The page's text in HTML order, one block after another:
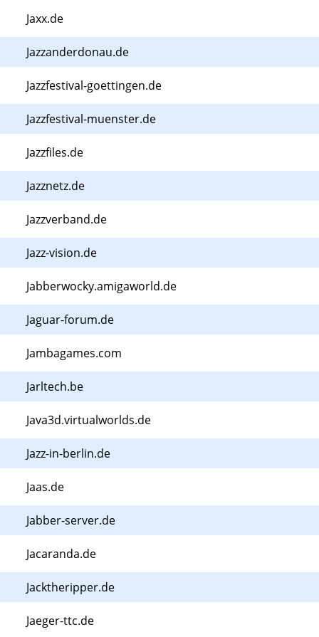
Jaxx.de
Jazzanderdonau.de
Jazzfestival-goettingen.de
Jazzfestival-muenster.de
Jazzfiles.de
Jazznetz.de
Jazzverband.de
Jazz-vision.de
Jabberwocky.amigaworld.de
Jaguar-forum.de
Jambagames.com
Jarltech.be
Java3d.virtualworlds.de
Jazz-in-berlin.de
Jaas.de
Jabber-server.de
Jacaranda.de
Jacktheripper.de
Jaeger-ttc.de